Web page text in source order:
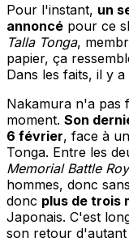
Pour l'instant, un
annoncé pour ce
Talla Tonga,
papier, ça
Dans les faits, il y
Nakamura n'a pas
moment. Son
6 février, face à
Tonga. Entre les
Memorial Battle
hommes, donc
donc plus de trois
Japonais. C'est
son retour